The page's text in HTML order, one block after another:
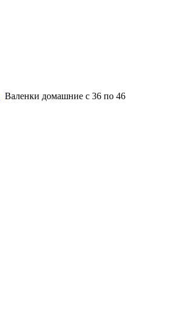
Валенки домашние с 36 по 46